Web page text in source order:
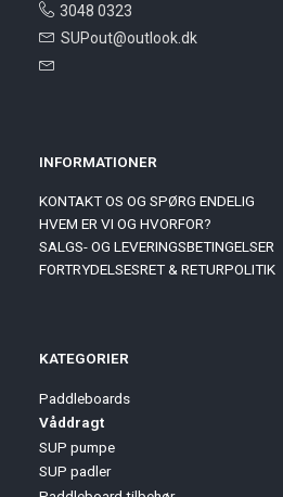
3048 0323
SUPout@outlook.dk
INFORMATIONER
KONTAKT OS OG SPØRG ENDELIG
HVEM ER VI OG HVORFOR?
SALGS- OG LEVERINGSBETINGELSER
FORTRYDELSESRET & RETURPOLITIK
KATEGORIER
Paddleboards
Våddragt
SUP pumpe
SUP padler